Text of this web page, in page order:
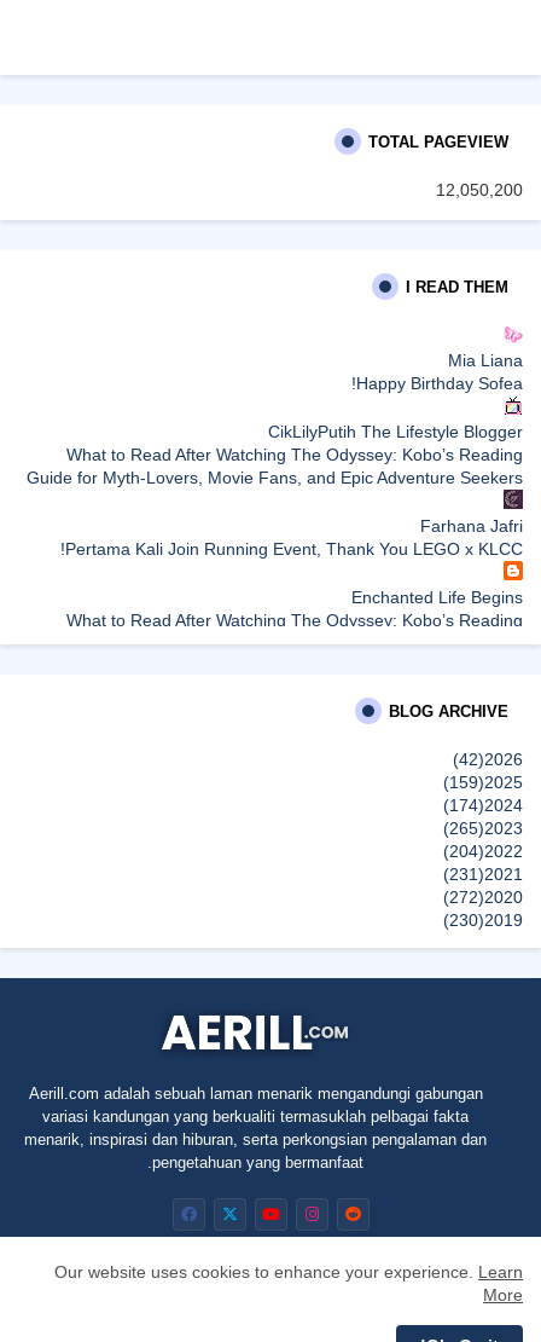
TOTAL PAGEVIEW
12,050,200
I READ THEM
Mia Liana
Happy Birthday Sofea!
CikLilyPutih The Lifestyle Blogger
What to Read After Watching The Odyssey: Kobo’s Reading
Guide for Myth-Lovers, Movie Fans, and Epic Adventure Seekers
Farhana Jafri
Pertama Kali Join Running Event, Thank You LEGO x KLCC!
Enchanted Life Begins
What to Read After Watching The Odyssey: Kobo’s Reading
Guide for Myth-Lovers, Movie Fans, and Epic Adventure Seekers
What to Read After Watching The Odyssey: Kobo’s Reading
إظهار الكل
BLOG ARCHIVE
2026
(42)
2025
(159)
2024
(174)
2023
(265)
2022
(204)
2021
(231)
2020
(272)
2019
(230)
(45)
Aerill.com adalah sebuah laman menarik mengandungi gabungan
variasi kandungan yang berkualiti termasuklah pelbagai fakta
menarik, inspirasi dan hiburan, serta perkongsian pengalaman dan
pengetahuan yang bermanfaat.
Home
Our website uses cookies to enhance your experience. Learn
More